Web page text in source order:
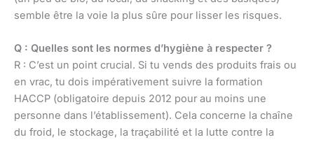
semble être la voie la plus sûre pour lisser les risques.
Q : Quelles sont les normes d’hygiène à respecter ?
R : C’est un point crucial. Si tu vends des produits frais ou
en vrac, tu dois impérativement suivre la formation
HACCP (obligatoire depuis 2012 pour au moins une
personne dans l’établissement). Cela concerne la chaîne
du froid, le stockage, la traçabilité et la lutte contre la